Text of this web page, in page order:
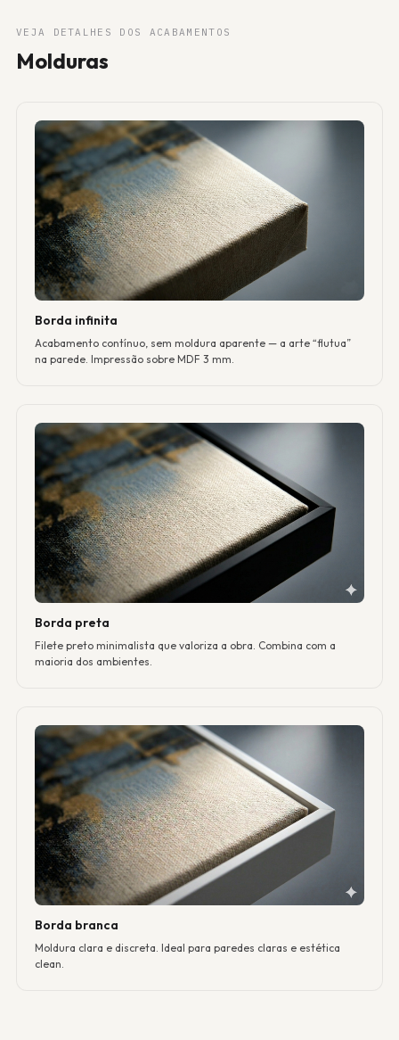
VEJA DETALHES DOS ACABAMENTOS
Molduras
Borda infinita
Acabamento contínuo, sem moldura aparente — a arte “flutua”
na parede. Impressão sobre MDF 3 mm.
Borda preta
Filete preto minimalista que valoriza a obra. Combina com a
maioria dos ambientes.
Borda branca
Moldura clara e discreta. Ideal para paredes claras e estética
clean.